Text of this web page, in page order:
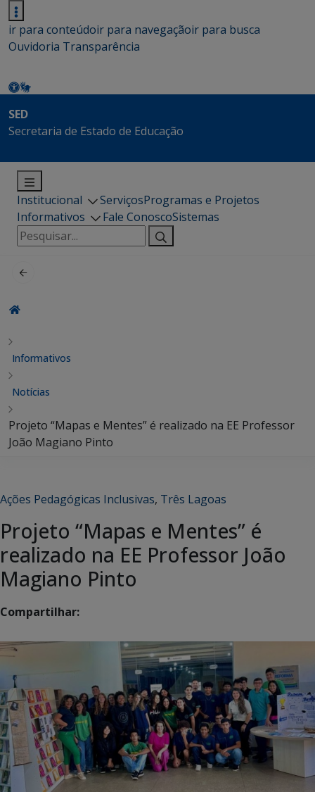
ir para conteúdoir para navegaçãoir para busca
Ouvidoria Transparência
SED
Secretaria de Estado de Educação
Institucional ServiçosProgramas e Projetos
Informativos
Fale ConoscoSistemas
Pesquisar
por:
Informativos
Notícias
Projeto “Mapas e Mentes” é realizado na EE Professor
João Magiano Pinto
Ações Pedagógicas Inclusivas, Três Lagoas
Projeto “Mapas e Mentes” é
realizado na EE Professor João
Magiano Pinto
Compartilhar: